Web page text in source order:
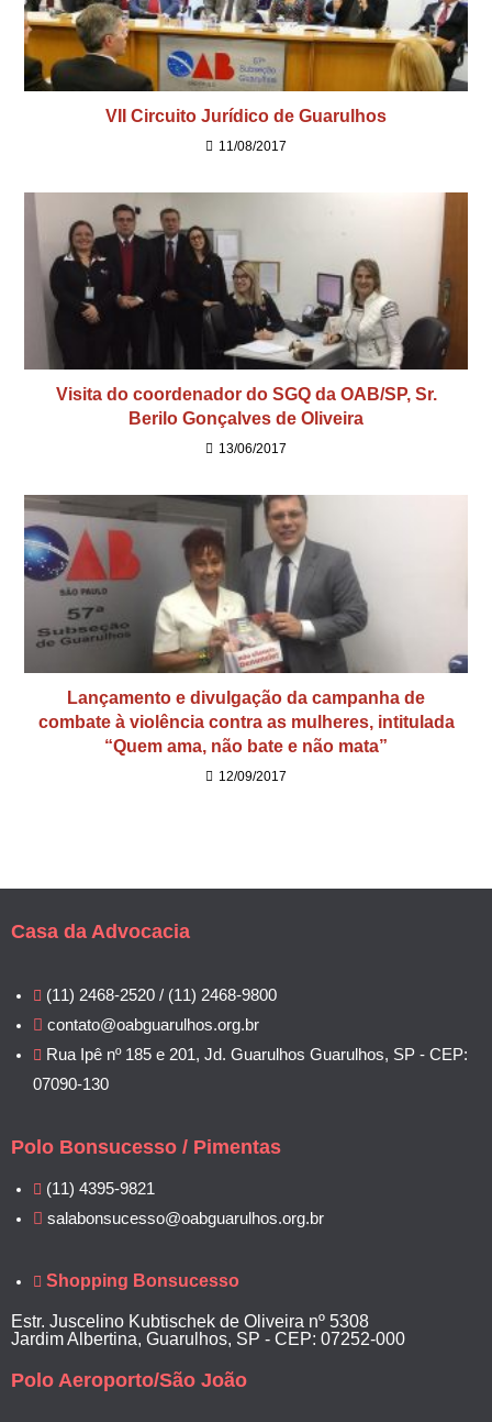
VII Circuito Jurídico de Guarulhos
11/08/2017
Visita do coordenador do SGQ da OAB/SP, Sr.
Berilo Gonçalves de Oliveira
13/06/2017
Lançamento e divulgação da campanha de
combate à violência contra as mulheres, intitulada
“Quem ama, não bate e não mata”
12/09/2017
Casa da Advocacia
(11) 2468-2520 / (11) 2468-9800
contato@oabguarulhos.org.br
Rua Ipê nº 185 e 201, Jd. Guarulhos Guarulhos, SP - CEP:
07090-130
Polo Bonsucesso / Pimentas
(11) 4395-9821
salabonsucesso@oabguarulhos.org.br
Shopping Bonsucesso
Estr. Juscelino Kubtischek de Oliveira nº 5308
Jardim Albertina, Guarulhos, SP - CEP: 07252-000
Polo Aeroporto/São João